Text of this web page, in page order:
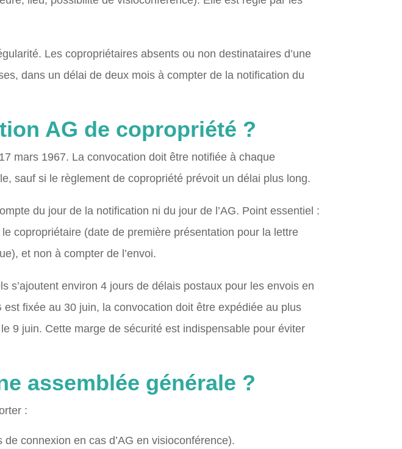
Les copropriétaires absents ou non destinataires d’une
dans un délai de deux mois à compter de la notification du
AG de copropriété ?
mars 1967. La convocation doit être notifiée à chaque
sauf si le règlement de copropriété prévoit un délai plus long.
du jour de la notification ni du jour de l’AG. Point essentiel :
copropriétaire (date de première présentation pour la lettre
et non à compter de l’envoi.
s’ajoutent environ 4 jours de délais postaux pour les envois en
fixée au 30 juin, la convocation doit être expédiée au plus
9 juin. Cette marge de sécurité est indispensable pour éviter
assemblée générale ?
:
connexion en cas d’AG en visioconférence).